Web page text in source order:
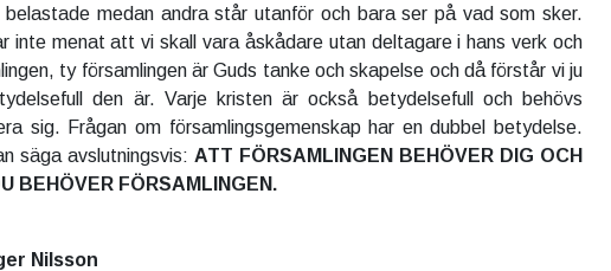
belastade medan andra står utanför och bara ser på vad som sker.
inte menat att vi skall vara åskådare utan deltagare i hans verk och
ty församlingen är Guds tanke och skapelse och då förstår vi ju
den är. Varje kristen är också betydelsefull och behövs
sig. Frågan om församlingsgemenskap har en dubbel betydelse.
säga avslutningsvis: ATT FÖRSAMLINGEN BEHÖVER DIG OCH
BEHÖVER FÖRSAMLINGEN.
Nilsson